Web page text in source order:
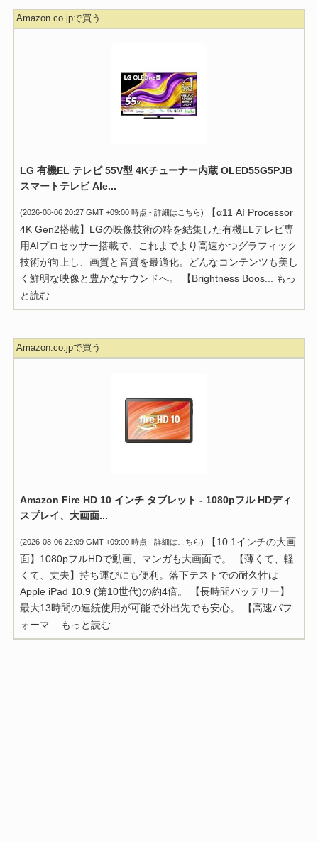
Amazon.co.jpで買う
LG 有機EL テレビ 55V型 4Kチューナー内蔵 OLED55G5PJB
スマートテレビ Ale...
(2026-08-06 20:27 GMT +09:00 時点 - 詳細はこちら)
【α11 AI Processor
4K Gen2搭載】LGの映像技術の粋を結集した有機ELテレビ専
用AIプロセッサー搭載で、これまでより高速かつグラフィック
技術が向上し、画質と音質を最適化。どんなコンテンツも美し
く鮮明な映像と豊かなサウンドへ。 【Brightness Boos... もっ
と読む
Amazon.co.jpで買う
Amazon Fire HD 10 インチ タブレット - 1080pフル HDディ
スプレイ、大画面...
(2026-08-06 22:09 GMT +09:00 時点 - 詳細はこちら)
【10.1インチの大画
面】1080pフルHDで動画、マンガも大画面で。 【薄くて、軽
くて、丈夫】持ち運びにも便利。落下テストでの耐久性は
Apple iPad 10.9 (第10世代)の約4倍。 【長時間バッテリー】
最大13時間の連続使用が可能で外出先でも安心。 【高速パフ
ォーマ...
もっと読む